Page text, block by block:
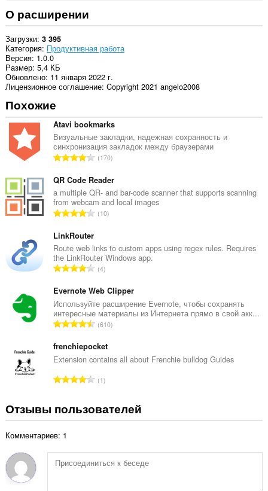
О расширении
Загрузки 3 395
Категория Продуктивная работа
Версия 1.0.0
Размер 5,4 КБ
Обновлено 11 января 2022 г.
Лицензионное соглашение Copyright 2021 angelo2008
Похожие
Atavi bookmarks
Визуальные закладки, надежная сохранность и
синхронизация закладок между браузерами
В
е
г
о
о
н
о
к
:
170
QR Code Reader
a multiple QR- and bar-code scanner that supports scanning
from webcam and local images
В
г
о
о
е
н
о
к
:
10
LinkRouter
Route web links to custom apps using regex rules. Requires
the LinkRouter Windows app.
В
е
г
о
о
е
н
о
к
4
Evernote Web Clipper
Используйте расширение Evernote, чтобы сохранять
интересные материалы из Интернета прямо в свой акк...
В
е
г
о
е
н
:
610
frenchiepocket
Extension contains all about Frenchie bulldog Guides
В
г
ц
е
1
Отзывы пользователей
Комментариев: 1